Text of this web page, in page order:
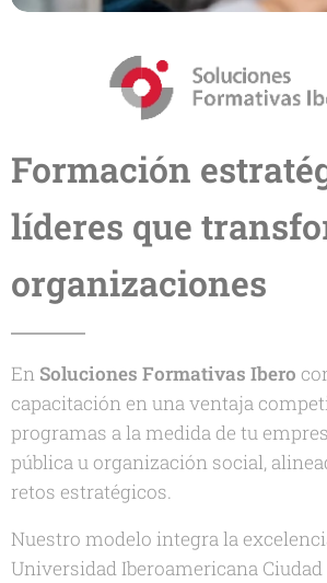
Formación
líderes que
organizaciones
En Soluciones Formativas Ibero
capacitación en una ventaja
programas a la medida de tu
pública u organización social,
retos estratégicos.
Nuestro modelo integra la
Universidad Iberoamericana